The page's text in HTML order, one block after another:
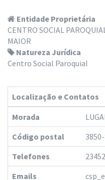
Entidade Proprietária
CENTRO SOCIAL
MAIOR
Natureza Jurídica
Centro Social Paroquial
Localização e Contatos
Morada
Código postal
Telefones
Emails